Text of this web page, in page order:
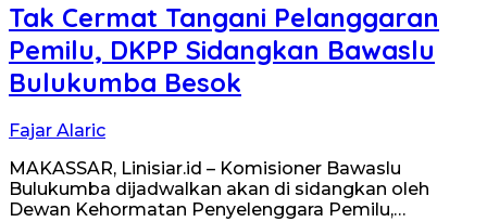
Tak Cermat Tangani Pelanggaran
Pemilu, DKPP Sidangkan Bawaslu
Bulukumba Besok
Fajar Alaric
MAKASSAR, Linisiar.id – Komisioner Bawaslu
Bulukumba dijadwalkan akan di sidangkan oleh
Dewan Kehormatan Penyelenggara Pemilu,…